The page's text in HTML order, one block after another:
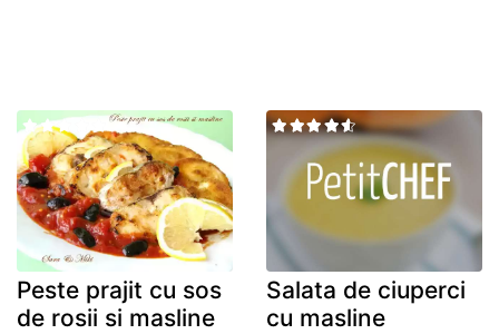
Peste prajit cu sos
de rosii si masline
Salata de ciuperci
cu masline